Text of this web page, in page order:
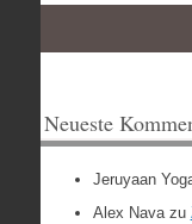
Neueste
Jeruyaan
Alex Navazu